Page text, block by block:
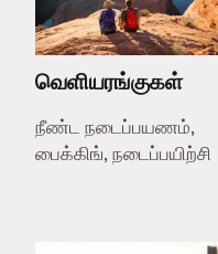
வெளியரங்குகள்
நீண்ட நடைப்பயணம்,
பைக்கிங், நடைப்பயிற்சி